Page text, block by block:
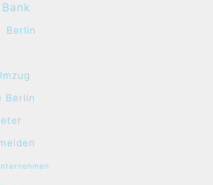
Bank
Berlin
Berlin